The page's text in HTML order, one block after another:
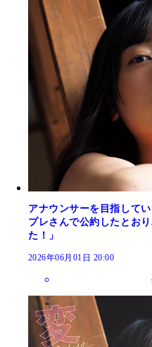
アナウンサーを目指して
プレさんで公約したとお
た！」
2026年06月01日 20:00